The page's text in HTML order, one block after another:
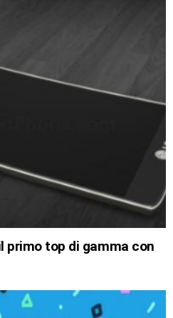
primo top di gamma con